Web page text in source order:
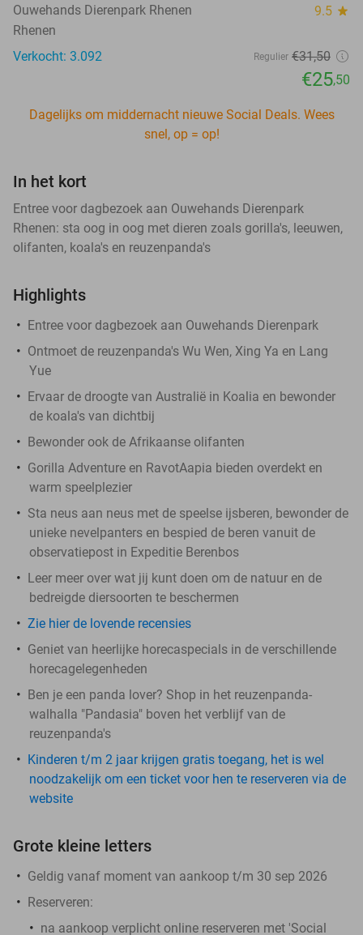
Ouwehands Dierenpark Rhenen 9.5 star
Rhenen
Verkocht: 3.092
Regulier €31,50
€25,50
Dagelijks om middernacht nieuwe Social Deals. Wees
snel, op = op!
In het kort
Entree voor dagbezoek aan Ouwehands Dierenpark
Rhenen: sta oog in oog met dieren zoals gorilla's, leeuwen,
olifanten, koala's en reuzenpanda's
Highlights
Entree voor dagbezoek aan Ouwehands Dierenpark
Ontmoet de reuzenpanda's Wu Wen, Xing Ya en Lang
Yue
Ervaar de droogte van Australië in Koalia en bewonder
de koala's van dichtbij
Bewonder ook de Afrikaanse olifanten
Gorilla Adventure en RavotAapia bieden overdekt en
warm speelplezier
Sta neus aan neus met de speelse ijsberen, bewonder de
unieke nevelpanters en bespied de beren vanuit de
observatiepost in Expeditie Berenbos
Leer meer over wat jij kunt doen om de natuur en de
bedreigde diersoorten te beschermen
Zie hier de lovende recensies
Geniet van heerlijke horecaspecials in de verschillende
horecagelegenheden
Ben je een panda lover? Shop in het reuzenpanda-
walhalla "Pandasia" boven het verblijf van de
reuzenpanda's
Kinderen t/m 2 jaar krijgen gratis toegang, het is wel
noodzakelijk om een ticket voor hen te reserveren via de
website
Grote kleine letters
Geldig vanaf moment van aankoop t/m 30 sep 2026
Reserveren:
na aankoop verplicht online reserveren met 'Social